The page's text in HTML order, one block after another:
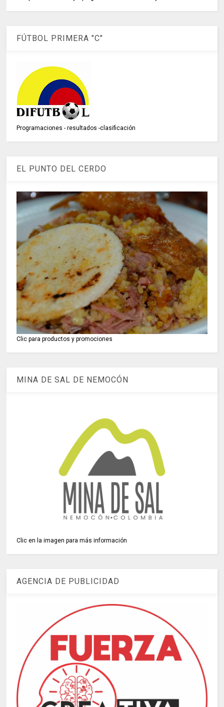
FÚTBOL PRIMERA "C"
Programaciones - resultados -clasificación
EL PUNTO DEL CERDO
Clic para productos y promociones
MINA DE SAL DE NEMOCÓN
Clic en la imagen para más información
AGENCIA DE PUBLICIDAD